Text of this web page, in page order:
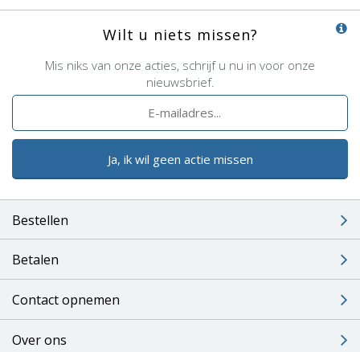
Wilt u niets missen?
Mis niks van onze acties, schrijf u nu in voor onze
nieuwsbrief.
Ja, ik wil geen actie missen
Bestellen
Betalen
Contact opnemen
Over ons